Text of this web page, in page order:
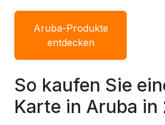
Aruba-Produkte
entdecken
So kaufen Sie
Karte in Aruba in